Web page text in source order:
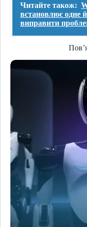
Читайте також:
встановлює одне
виправити